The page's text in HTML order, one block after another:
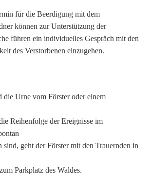
für die Beerdigung mit dem
können zur Unterstützung der
führen ein individuelles Gespräch mit den
des Verstorbenen einzugehen.
die Urne vom Förster oder einem
Reihenfolge der Ereignisse im
geht der Förster mit den Trauernden in
Parkplatz des Waldes.